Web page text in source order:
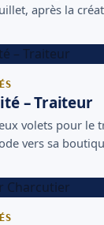
après la
– Traiteur
volets pour le
vers sa